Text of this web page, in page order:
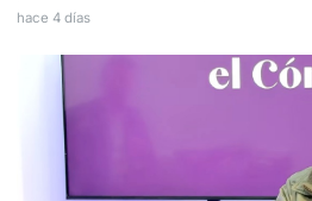
hace 4 días